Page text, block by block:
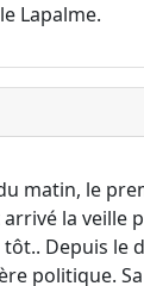
Lapalme.
matin, le
la veille
Depuis le
politique.